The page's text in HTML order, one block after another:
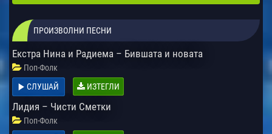
ПРОИЗВОЛНИ ПЕСНИ
Екстра Нина и Радиема – Бившата и новата
Поп-Фолк
СЛУШАЙ
ИЗТЕГЛИ
Лидия – Чисти Сметки
Поп-Фолк